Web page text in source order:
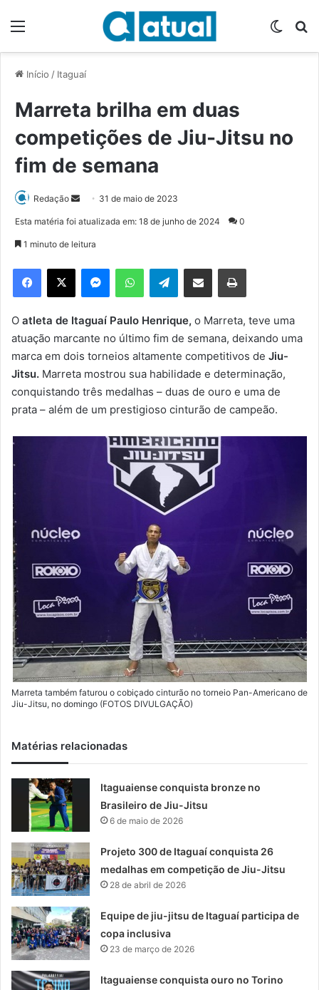
Início / Itaguaí
Marreta brilha em duas
competições de Jiu-Jitsu no
fim de semana
Redação
d
e
m
e
-
m
l
31 de maio de 2023
Esta matéria foi atualizada em: 18 de junho de 2024 0
1 minuto de leitura
Telegram
O atleta de Itaguaí Paulo Henrique, o Marreta, teve uma
atuação marcante no último fim de semana, deixando uma
marca em dois torneios altamente competitivos de Jiu-
Jitsu. Marreta mostrou sua habilidade e determinação,
conquistando três medalhas – duas de ouro e uma de
prata – além de um prestigioso cinturão de campeão.
Marreta também faturou o cobiçado cinturão no torneio Pan-Americano de
Jiu-Jitsu, no domingo (FOTOS DIVULGAÇÃO)
Matérias relacionadas
Itaguaiense conquista bronze no
Brasileiro de Jiu-Jitsu
6 de maio de 2026
Projeto 300 de Itaguaí conquista 26
medalhas em competição de Jiu-Jitsu
28 de abril de 2026
Equipe de jiu-jitsu de Itaguaí participa de
copa inclusiva
23 de março de 2026
Itaguaiense conquista ouro no Torino